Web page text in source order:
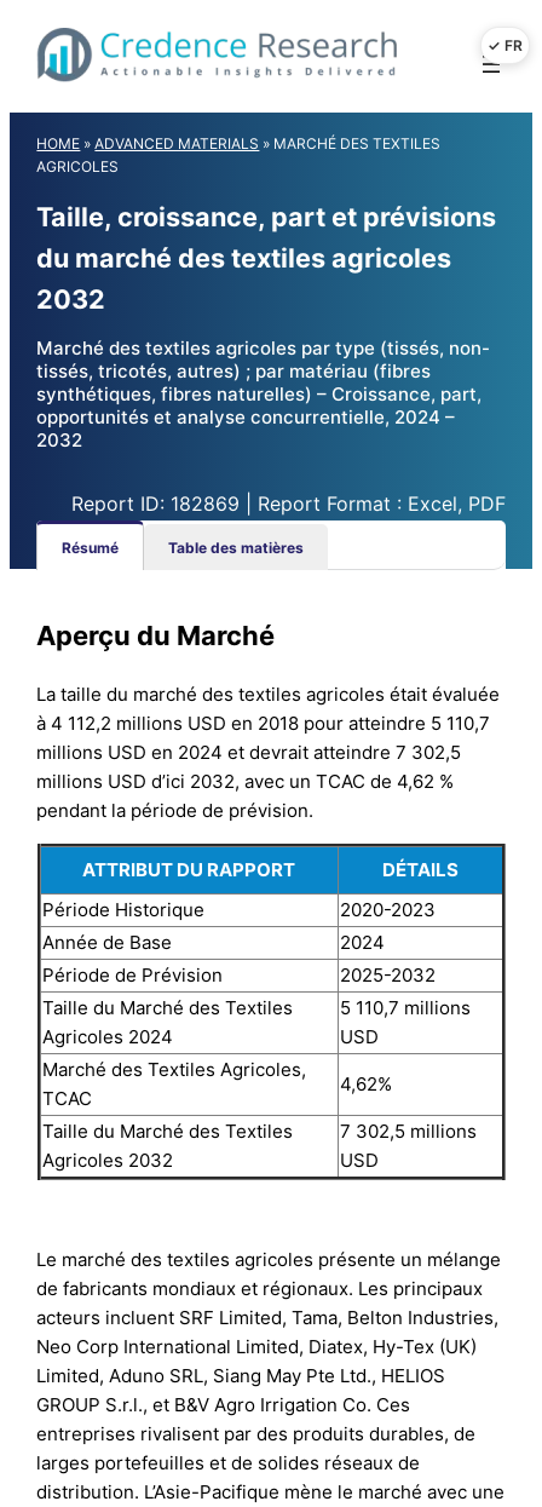
content
HOME »ADVANCED MATERIALS » MARCHÉ DES TEXTILES
AGRICOLES
Taille, croissance, part et prévisions
du marché des textiles agricoles
2032
Marché des textiles agricoles par type (tissés, non-
tissés, tricotés, autres) ; par matériau (fibres
synthétiques, fibres naturelles) – Croissance, part,
opportunités et analyse concurrentielle, 2024 –
2032
Report ID: 182869 | Report Format : Excel, PDF
Résumé Table des matières
Aperçu du Marché
La taille du marché des textiles agricoles était évaluée
à 4 112,2 millions USD en 2018 pour atteindre 5 110,7
millions USD en 2024 et devrait atteindre 7 302,5
millions USD d’ici 2032, avec un TCAC de 4,62 %
pendant la période de prévision.
ATTRIBUT DU RAPPORT
DÉTAILS
Période Historique
2020-2023
Année de Base
2024
Période de Prévision
2025-2032
Taille du Marché des Textiles
Agricoles 2024
5 110,7 millions
USD
Marché des Textiles Agricoles,
TCAC
4,62%
Taille du Marché des Textiles
Agricoles 2032
7 302,5 millions
USD
Le marché des textiles agricoles présente un mélange
de fabricants mondiaux et régionaux. Les principaux
acteurs incluent SRF Limited, Tama, Belton Industries,
Neo Corp International Limited, Diatex, Hy-Tex (UK)
Limited, Aduno SRL, Siang May Pte Ltd., HELIOS
GROUP S.r.l., et B&V Agro Irrigation Co. Ces
entreprises rivalisent par des produits durables, de
larges portefeuilles et de solides réseaux de
distribution. L’Asie-Pacifique mène le marché avec une